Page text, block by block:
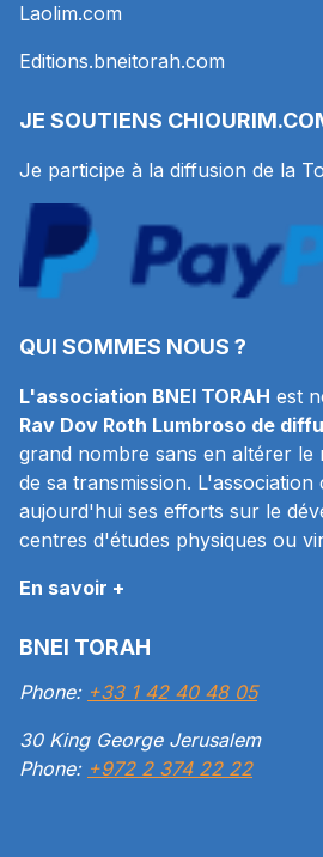
Laolim.com
Editions.bneitorah.com
JE SOUTIENS
Je participe à la diffusion de la
QUI SOMMES NOUS ?
L'association BNEI TORAH est
Rav Dov Roth Lumbroso de
grand nombre sans en altérer le
de sa transmission. L'association
aujourd'hui ses efforts sur le
centres d'études physiques ou
En savoir +
BNEI TORAH
Phone: +33 1 42 40 48 05
30 King George Jerusalem
Phone: +972 2 374 22 22